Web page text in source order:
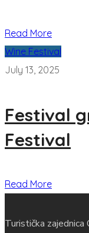
Read More
Wine Festival
July 13, 2025
Festival
Festival
Read More
Turistička